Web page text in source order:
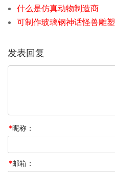
什么是仿真动物制造商
可制作玻璃钢神话怪兽雕塑
发表回复
*昵称：
*邮箱：